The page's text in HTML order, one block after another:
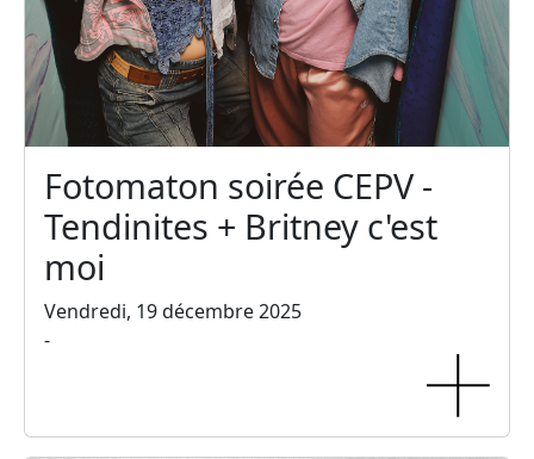
Fotomaton soirée CEPV -
Tendinites + Britney c'est
moi
Vendredi, 19 décembre 2025
-